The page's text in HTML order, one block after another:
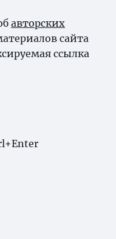
авторских
сайта
ссылка